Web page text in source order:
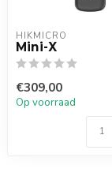
HIKMICRO
Mini-X
€309,00
Op voorraad